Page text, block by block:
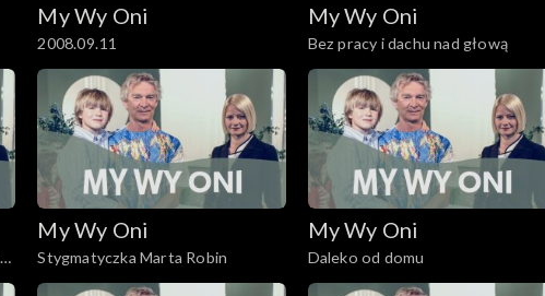
My Wy Oni
2008.09.11
My Wy Oni
Bez pracy i dachu nad głową
My Wy Oni
Stygmatyczka Marta Robin
My Wy Oni
Daleko od domu